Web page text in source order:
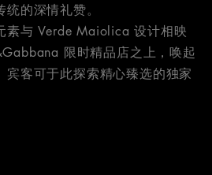
的深情礼赞。
素与 Verde Maiolica 设计相映
限时精品店之上，唤起
宾客可于此探索精心臻选的独家